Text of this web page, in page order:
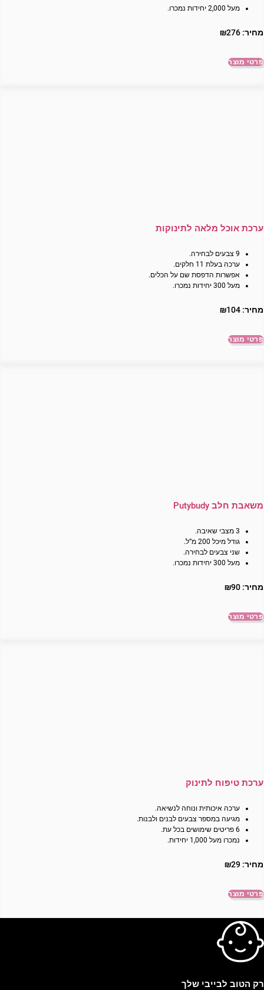
מעל 2,000 יחידות נמכרו.
מחיר: ₪276
פרטי מוצר
ערכת אוכל מלאה לתינוקות
9 צבעים לבחירה.
ערכה בעלת 11 חלקים.
אפשרות הדפסת שם על הכלים.
מעל 300 יחידות נמכרו.
מחיר: ₪104
פרטי מוצר
משאבת חלב Putybudy
3 מצבי שאיבה.
גודל מיכל 200 מ”ל.
שני צבעים לבחירה.
מעל 300 יחידות נמכרו.
מחיר: ₪90
פרטי מוצר
ערכת טיפוח לתינוק
ערכה איכותית ונוחה לנשיאה.
מגיעה במספר צבעים לבנים ולבנות.
6 פריטים שימושים בכל עת.
נמכרו מעל 1,000 יחידות.
מחיר: ₪29
פרטי מוצר
רק הטוב לבייבי שלך